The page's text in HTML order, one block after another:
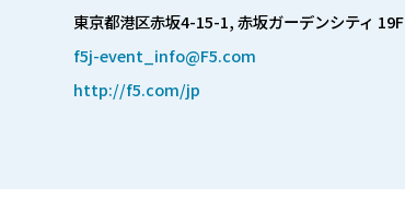
東京都港区赤坂4-15-1, 赤坂ガーデンシティ 19F
f5j-event_info@F5.com
http://f5.com/jp